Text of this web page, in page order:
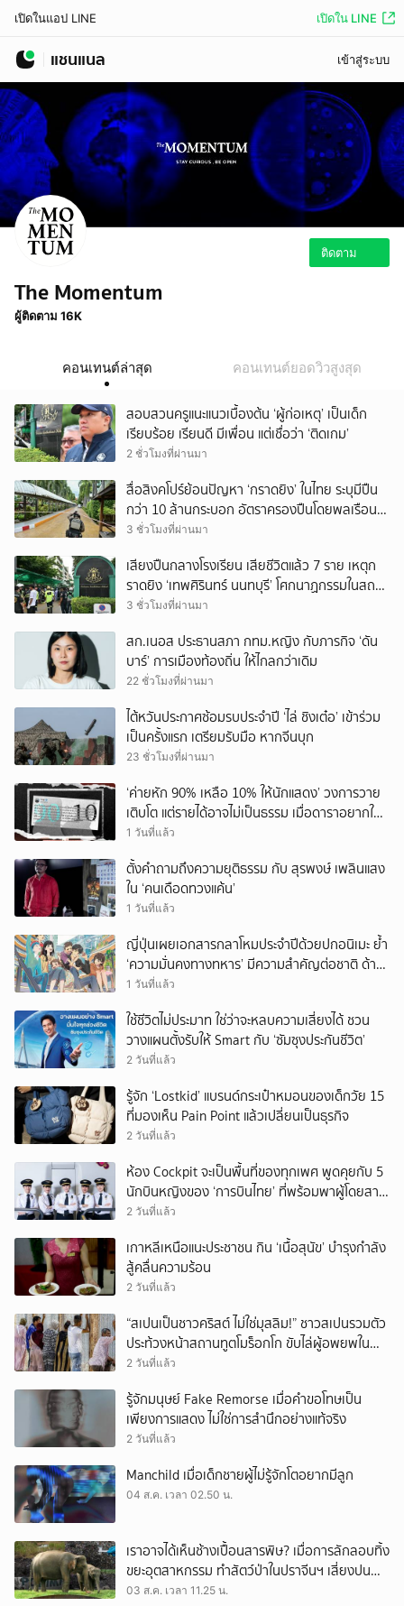
เปิดในแอป LINE เปิดใน LINE
แชนแนล เข้าสู่ระบบ
ติดตาม
The Momentum
ผู้ติดตาม 16K
คอนเทนต์ล่าสุด คอนเทนต์ยอดวิวสูงสุด
สอบสวนครูแนะแนวเบื้องต้น ‘ผู้ก่อเหตุ’ เป็นเด็ก
เรียบร้อย เรียนดี มีเพื่อน แต่เชื่อว่า ‘ติดเกม’
2 ชั่วโมงที่ผ่านมา
สื่อสิงคโปร์ย้อนปัญหา ‘กราดยิง’ ในไทย ระบุมีปืน
กว่า 10 ล้านกระบอก อัตราครองปืนโดยพลเรือน
สูงที่สุดในภูมิภาค
3 ชั่วโมงที่ผ่านมา
เสียงปืนกลางโรงเรียน เสียชีวิตแล้ว 7 ราย เหตุก
ราดยิง ‘เทพศิรินทร์ นนทบุรี’ โศกนาฏกรรมในสถาน
ศึกษา ครั้งที่ 2 ในรอบปี
3 ชั่วโมงที่ผ่านมา
สก.เนอส ประธานสภา กทม.หญิง กับภารกิจ ‘ดัน
บาร์’ การเมืองท้องถิ่น ให้ไกลกว่าเดิม
22 ชั่วโมงที่ผ่านมา
ไต้หวันประกาศซ้อมรบประจำปี ‘ไล่ ชิงเต๋อ’ เข้าร่วม
เป็นครั้งแรก เตรียมรับมือ หากจีนบุก
23 ชั่วโมงที่ผ่านมา
‘ค่ายหัก 90% เหลือ 10% ให้นักแสดง’ วงการวาย
เติบโต แต่รายได้อาจไม่เป็นธรรม เมื่อดาราอยากให้มี
‘สัญญามาตรฐาน’
1 วันที่แล้ว
ตั้งคำถามถึงความยุติธรรม กับ สุรพงษ์ เพลินแสง
ใน ‘คนเดือดทวงแค้น’
1 วันที่แล้ว
ญี่ปุ่นเผยเอกสารกลาโหมประจำปีด้วยปกอนิเมะ ย้ำ
‘ความมั่นคงทางทหาร’ มีความสำคัญต่อชาติ ด้าน
จีนเตือน ขออย่าซ้ำรอยประวัติศาสตร์
1 วันที่แล้ว
ใช้ชีวิตไม่ประมาท ใช่ว่าจะหลบความเสี่ยงได้ ชวน
วางแผนตั้งรับให้ Smart กับ ‘ซัมซุงประกันชีวิต’
2 วันที่แล้ว
รู้จัก ‘Lostkid’ แบรนด์กระเป๋าหมอนของเด็กวัย 15
ที่มองเห็น Pain Point แล้วเปลี่ยนเป็นธุรกิจ
2 วันที่แล้ว
ห้อง Cockpit จะเป็นพื้นที่ของทุกเพศ พูดคุยกับ 5
นักบินหญิงของ ‘การบินไทย’ ที่พร้อมพาผู้โดยสาร
บินไปทั่วโลก
2 วันที่แล้ว
เกาหลีเหนือแนะประชาชน กิน ‘เนื้อสุนัข’ บำรุงกำลัง
สู้คลื่นความร้อน
2 วันที่แล้ว
“สเปนเป็นชาวคริสต์ ไม่ใช่มุสลิม!” ชาวสเปนรวมตัว
ประท้วงหน้าสถานทูตโมร็อกโก ขับไล่ผู้อพยพใน
เมืองเซวตาออกนอกประเทศ
2 วันที่แล้ว
รู้จักมนุษย์ Fake Remorse เมื่อคำขอโทษเป็น
เพียงการแสดง ไม่ใช่การสำนึกอย่างแท้จริง
2 วันที่แล้ว
Manchild เมื่อเด็กชายผู้ไม่รู้จักโตอยากมีลูก
04 ส.ค. เวลา 02.50 น.
เราอาจได้เห็นช้างเปื้อนสารพิษ? เมื่อการลักลอบทิ้ง
ขยะอุตสาหกรรม ทำสัตว์ป่าในปราจีนฯ เสี่ยงปน
เปื้อน
03 ส.ค. เวลา 11.25 น.